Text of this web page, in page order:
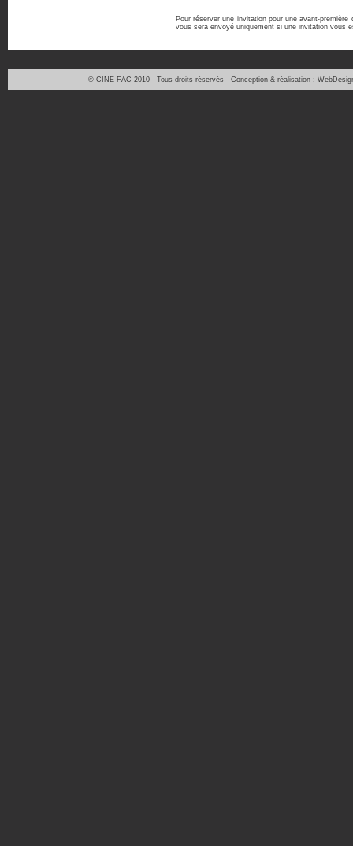
Pour réserver une invitation pour une avant-
vous sera envoyé uniquement si une invitation vous
© CINE FAC 2010 - Tous droits réservés - Conception & réalisation :